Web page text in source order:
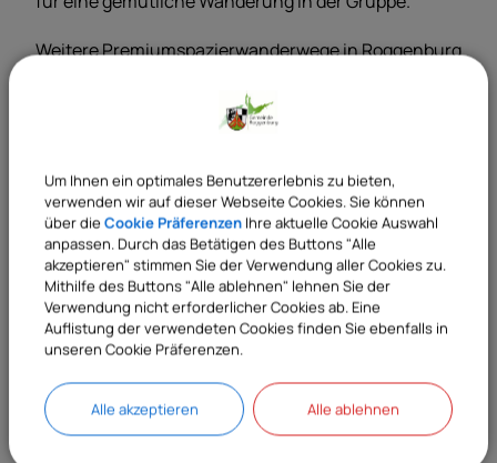
Weitere Premiumspazierwanderwege in Roggenburg
der Wanderweg "Am schönen Osterbach", sowie die
Weitere Informationen auf unserer Seite:
https://www.roggenburg.de/tourismus-and-
kultur/ausflugsziel/wanderwege/streifzuege-die-
neuen-premiumspazierwanderwege
oder bei der Gemeinde Roggenburg, Frau Tanja
Hille, tanja.hille@roggenburg.de, Tel. 07300-9696-
18.
Um Ihnen ein optimales Benutzererlebnis zu bieten,
verwenden wir auf dieser Webseite Cookies. Sie können
über die Cookie Präferenzen Ihre aktuelle Cookie Auswahl
anpassen. Durch das Betätigen des Buttons "Alle
akzeptieren" stimmen Sie der Verwendung aller Cookies zu.
Mithilfe des Buttons "Alle ablehnen" lehnen Sie der
Verwendung nicht erforderlicher Cookies ab. Eine
Auflistung der verwendeten Cookies finden Sie ebenfalls in
unseren Cookie Präferenzen.
Alle akzeptieren Alle ablehnen